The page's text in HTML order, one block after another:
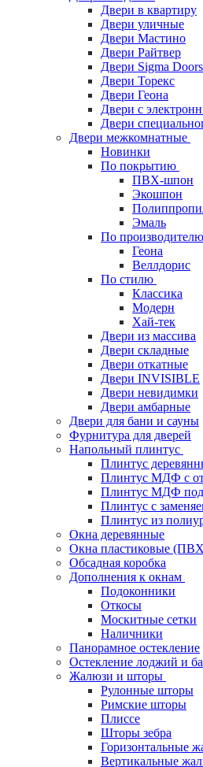
Двери в квартиру
Двери уличные
Двери Мастино
Двери Райтвер
Двери Sigma Doors
Двери Торекс
Двери Геона
Двери с
Двери
Двери межкомнатные
Новинки
По покрытию
ПВХ-шпон
Экошпон
Эмаль
По производителю
Геона
Веллдорис
По стилю
Классика
Модерн
Хай-тек
Двери из массива
Двери складные
Двери откатные
Двери INVISIBLE
Двери невидимки
Двери амбарные
Двери для бани и сауны
Фурнитура для дверей
Напольный плинтус
Плинтус
Плинтус МДФ с
Плинтус МДФ под
Плинтус с
Плинтус из
Окна деревянные
Окна пластиковые
Обсадная коробка
Дополнения к окнам
Подоконники
Откосы
Москитные сетки
Наличники
Панорамное остекление
Остекление лоджий и
Жалюзи и шторы
Рулонные шторы
Римские шторы
Плиссе
Шторы зебра
Горизонтальные
Вертикальные